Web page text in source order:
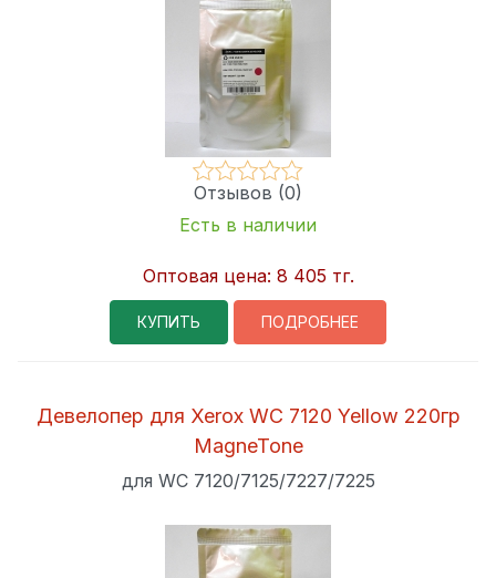
Отзывов (0)
Есть в наличии
Оптовая цена: 8 405 тг.
КУПИТЬ ПОДРОБНЕЕ
Девелопер для Xerox WC 7120 Yellow 220гр
MagneTone
для WC 7120/7125/7227/7225